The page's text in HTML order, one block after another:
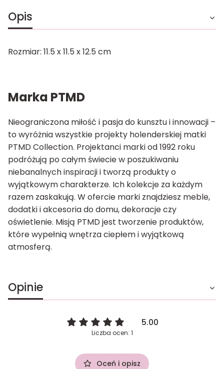
Opis
Rozmiar: 11.5 x 11.5 x 12.5 cm
Marka PTMD
Nieograniczona miłość i pasja do kunsztu i innowacji –
to wyróżnia wszystkie projekty holenderskiej matki
PTMD Collection. Projektanci marki od 1992 roku
podróżują po całym świecie w poszukiwaniu
niebanalnych inspiracji i tworzą produkty o
wyjątkowym charakterze. Ich kolekcje za każdym
razem zaskakują. W ofercie marki znajdziesz meble,
dodatki i akcesoria do domu, dekoracje czy
oświetlenie. Misją PTMD jest tworzenie produktów,
które wypełnią wnętrza ciepłem i wyjątkową
atmosferą.
Opinie
5.00
Liczba ocen: 1
Oceń i opisz